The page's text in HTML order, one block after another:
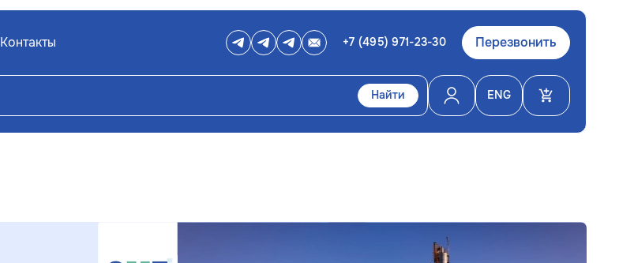
Контакты +7 (495) 971-23-30 Перезвонить
Найти ENG